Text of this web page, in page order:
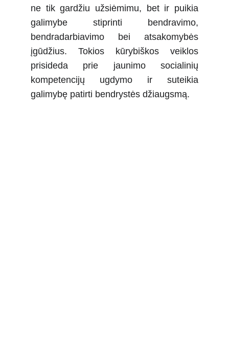
ne tik gardžiu užsiėmimu, bet ir puikia
galimybe stiprinti bendravimo,
bendradarbiavimo bei atsakomybės
įgūdžius. Tokios kūrybiškos veiklos
prisideda prie jaunimo socialinių
kompetencijų ugdymo ir suteikia
galimybę patirti bendrystės džiaugsmą.